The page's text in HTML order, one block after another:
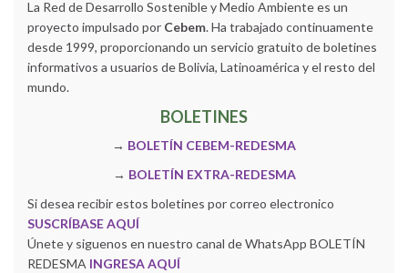
La Red de Desarrollo Sostenible y Medio Ambiente es un
proyecto impulsado por Cebem. Ha trabajado continuamente
desde 1999, proporcionando un servicio gratuito de boletines
informativos a usuarios de Bolivia, Latinoamérica y el resto del
mundo.
BOLETINES
→ BOLETÍN CEBEM-REDESMA
→ BOLETÍN EXTRA-REDESMA
Si desea recibir estos boletines por correo electronico
SUSCRÍBASE AQUÍ
Únete y siguenos en nuestro canal de WhatsApp BOLETÍN
REDESMA INGRESA AQUÍ